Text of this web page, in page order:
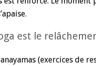
est le
(exercices de